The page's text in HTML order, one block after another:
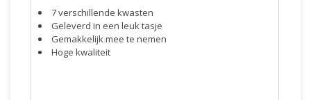
7 verschillende kwasten
Geleverd in een leuk tasje
Gemakkelijk mee te nemen
Hoge kwaliteit